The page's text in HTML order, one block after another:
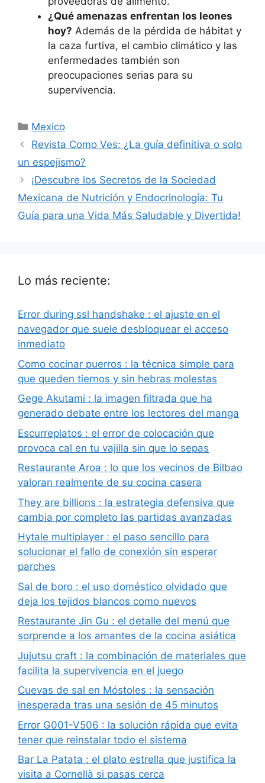
¿Qué amenazas enfrentan los leones
hoy? Además de la pérdida de hábitat y
la caza furtiva, el cambio climático y las
enfermedades también son
preocupaciones serias para su
supervivencia.
Categorías
Mexico
Revista Como Ves: ¿La guía definitiva o solo
un espejismo?
¡Descubre los Secretos de la Sociedad
Mexicana de Nutrición y Endocrinología: Tu
Guía para una Vida Más Saludable y Divertida!
Lo más reciente:
Error during ssl handshake : el ajuste en el
navegador que suele desbloquear el acceso
inmediato
Como cocinar puerros : la técnica simple para
que queden tiernos y sin hebras molestas
Gege Akutami : la imagen filtrada que ha
generado debate entre los lectores del manga
Escurreplatos : el error de colocación que
provoca cal en tu vajilla sin que lo sepas
Restaurante Aroa : lo que los vecinos de Bilbao
valoran realmente de su cocina casera
They are billions : la estrategia defensiva que
cambia por completo las partidas avanzadas
Hytale multiplayer : el paso sencillo para
solucionar el fallo de conexión sin esperar
parches
Sal de boro : el uso doméstico olvidado que
deja los tejidos blancos como nuevos
Restaurante Jin Gu : el detalle del menú que
sorprende a los amantes de la cocina asiática
Jujutsu craft : la combinación de materiales que
facilita la supervivencia en el juego
Cuevas de sal en Móstoles : la sensación
inesperada tras una sesión de 45 minutos
Error G001-V506 : la solución rápida que evita
tener que reinstalar todo el sistema
Bar La Patata : el plato estrella que justifica la
visita a Cornellà si pasas cerca